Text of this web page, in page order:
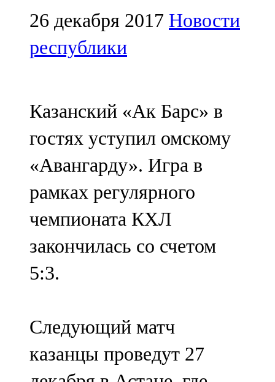
Кама тамагы
71,51 FM
Кукмара
Лениногорский
102,1 FM
Мамадыш
106,2 FM
Минзәлә
107,3 FM
Мөслим
Нурлат
104,7 FM
26 декабря 2017 Новости
республики
Казанский «Ак Барс» в
гостях уступил омскому
«Авангарду». Игра в
рамках регулярного
чемпионата КХЛ
закончилась со счетом
5:3.
Следующий матч
казанцы проведут 27